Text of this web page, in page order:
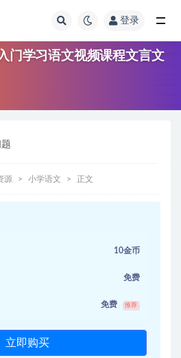
登录
门学习语文视频课程文言文
源 小学语文 正文
10金币
免费
免费 推荐
立即购买